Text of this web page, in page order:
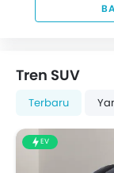
Tren SUV
Terbaru
EV